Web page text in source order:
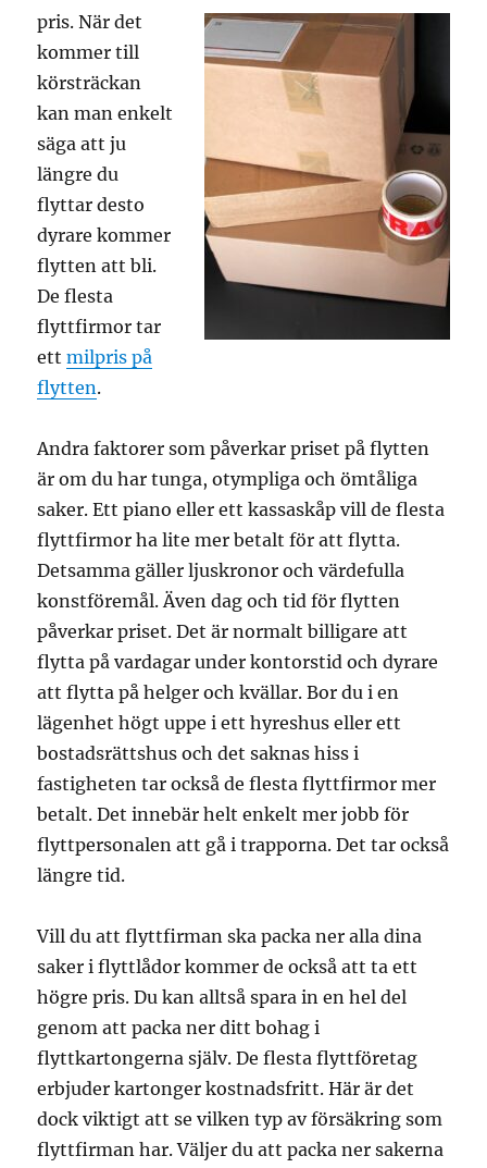
pris. När det
kommer till
körsträckan
kan man enkelt
säga att ju
längre du
flyttar desto
dyrare kommer
flytten att bli.
De flesta
flyttfirmor tar
ettmilpris på
flytten.
Andra faktorer som påverkar priset på flytten
är om du har tunga, otympliga och ömtåliga
saker. Ett piano eller ett kassaskåp vill de flesta
flyttfirmor ha lite mer betalt för att flytta.
Detsamma gäller ljuskronor och värdefulla
konstföremål. Även dag och tid för flytten
påverkar priset. Det är normalt billigare att
flytta på vardagar under kontorstid och dyrare
att flytta på helger och kvällar. Bor du i en
lägenhet högt uppe i ett hyreshus eller ett
bostadsrättshus och det saknas hiss i
fastigheten tar också de flesta flyttfirmor mer
betalt. Det innebär helt enkelt mer jobb för
flyttpersonalen att gå i trapporna. Det tar också
längre tid.
Vill du att flyttfirman ska packa ner alla dina
saker i flyttlådor kommer de också att ta ett
högre pris. Du kan alltså spara in en hel del
genom att packa ner ditt bohag i
flyttkartongerna själv. De flesta flyttföretag
erbjuder kartonger kostnadsfritt. Här är det
dock viktigt att se vilken typ av försäkring som
flyttfirman har. Väljer du att packa ner sakerna